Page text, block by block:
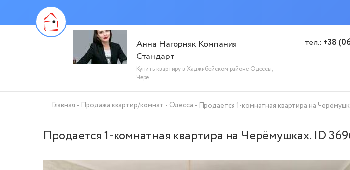
Анна Нагорняк Компания
Стандарт
Купить квартиру в Хаджибейском районе Одессы,
Чере
тел.: +38
Главная Продажа квартир/комнат Одесса Продается 1-комнатная квартира на
Продается 1-комнатная квартира на Черёмушках. ID